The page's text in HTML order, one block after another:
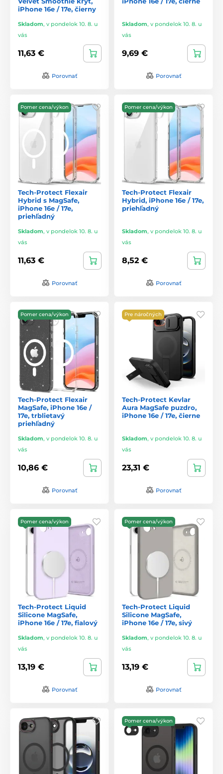
iPhone 16e / 17e, čierny
Skladom, v pondelok 10. 8. u
vás
11,63 €
Porovnať
Skladom, v pondelok 10. 8. u
vás
9,69 €
Porovnať
Pomer cena/výkon
Tech-Protect Flexair
Hybrid s MagSafe,
iPhone 16e / 17e,
priehľadný
Skladom, v pondelok 10. 8. u
vás
11,63 €
Porovnať
Pomer cena/výkon
Tech-Protect Flexair
Hybrid, iPhone 16e / 17e,
priehľadný
Skladom, v pondelok 10. 8. u
vás
8,52 €
Porovnať
Pomer cena/výkon
Tech-Protect Flexair
MagSafe, iPhone 16e /
17e, trblietavý
priehľadný
Skladom, v pondelok 10. 8. u
vás
10,86 €
Porovnať
Pre náročných
Tech-Protect Kevlar
Aura MagSafe puzdro,
iPhone 16e / 17e, čierne
Skladom, v pondelok 10. 8. u
vás
23,31 €
Porovnať
Pomer cena/výkon
Tech-Protect Liquid
Silicone MagSafe,
iPhone 16e / 17e, fialový
Skladom, v pondelok 10. 8. u
vás
13,19 €
Porovnať
Pomer cena/výkon
Tech-Protect Liquid
Silicone MagSafe,
iPhone 16e / 17e, sivý
Skladom, v pondelok 10. 8. u
vás
13,19 €
Porovnať
Pomer cena/výkon